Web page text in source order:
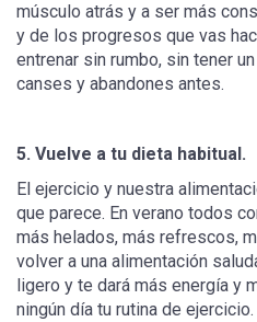
músculo atrás y a ser más
y de los progresos que vas
entrenar sin rumbo, sin tener
canses y abandones antes.
5. Vuelve a tu dieta habitual.
El ejercicio y nuestra
que parece. En verano todos
más helados, más refrescos,
volver a una alimentación
ligero y te dará más energía y
ningún día tu rutina de ejercicio.